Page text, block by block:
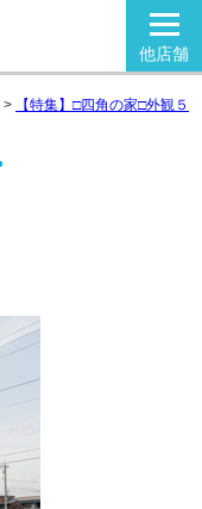
他店舗
> 【特集】□四角の家□外観５